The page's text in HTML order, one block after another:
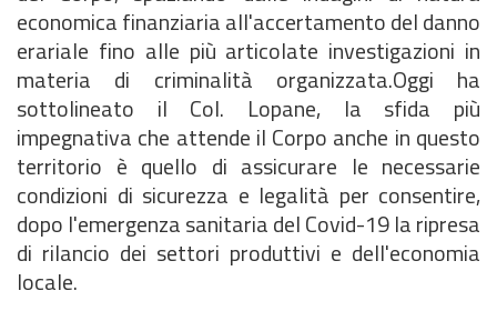
economica finanziaria all'accertamento del danno
erariale fino alle più articolate investigazioni in
materia di criminalità organizzata.Oggi ha
sottolineato il Col. Lopane, la sfida più
impegnativa che attende il Corpo anche in questo
territorio è quello di assicurare le necessarie
condizioni di sicurezza e legalità per consentire,
dopo l'emergenza sanitaria del Covid-19 la ripresa
di rilancio dei settori produttivi e dell'economia
locale.